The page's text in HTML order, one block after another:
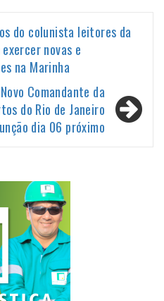
do colunista leitores da
novas e
na Marinha
Comandante da
do Rio de Janeiro
dia 06 próximo